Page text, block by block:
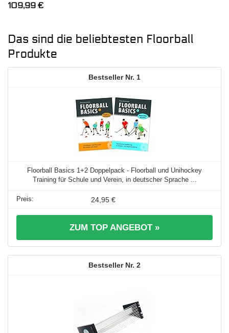
109,99 €
Das sind die beliebtesten Floorball
Produkte
1
Floorball Basics 1+2 Doppelpack - Floorball und Unihockey
Training für Schule und Verein, in deutscher Sprache ...
24,95 €
ZUM TOP ANGEBOT »
2